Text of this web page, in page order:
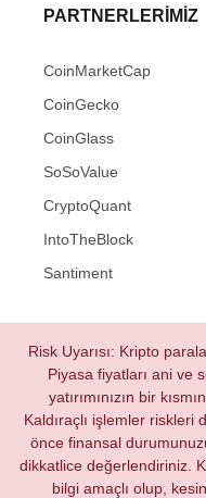
PARTNERLERIMIZ
CoinMarketCap
CoinGecko
CoinGlass
SoSoValue
CryptoQuant
IntoTheBlock
Santiment
Risk Uyarısı: Kripto
Piyasa fiyatları ani ve
yatırımınızın bir
Kaldıraçlı işlemler riskleri
önce finansal
dikkatlice değerlendiriniz.
bilgi amaçlı olup,